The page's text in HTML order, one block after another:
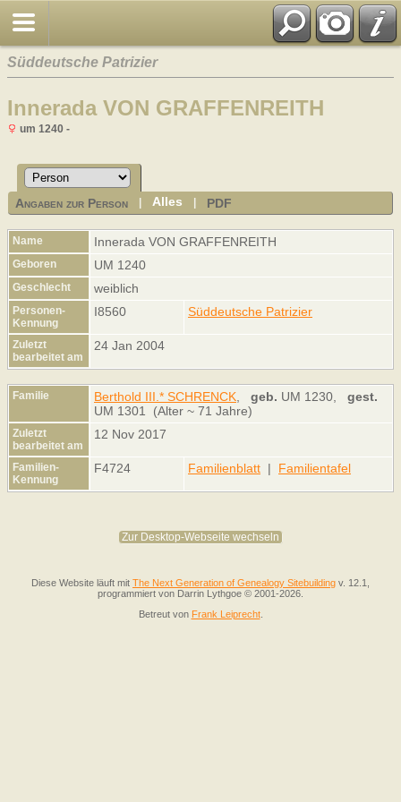
Süddeutsche Patrizier
Innerada VON GRAFFENREITH
um 1240 -
Angaben zur Person |Alles PDF
Name Innerada VON GRAFFENREITH
Geboren UM 1240
Geschlecht weiblich
Personen-
Kennung
I8560 Süddeutsche Patrizier
Zuletzt
bearbeitet am
24 Jan 2004
Familie Berthold III.* SCHRENCK geb. UM 1230, gest.
UM 1301 (Alter ~ 71 Jahre)
Zuletzt
bearbeitet am
12 Nov 2017
Familien-
Kennung
F4724 Familienblatt | Familientafel
Zur Desktop-Webseite wechseln
Diese Website läuft mit The Next Generation of Genealogy Sitebuilding v. 12.1,
programmiert von Darrin Lythgoe © 2001-2026.
Betreut von Frank Leiprecht.